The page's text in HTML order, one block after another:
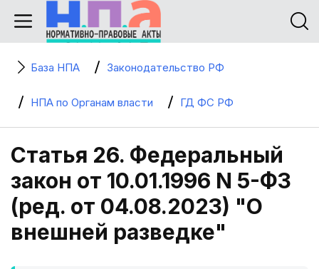
База НПА Законодательство РФ
НПА по Органам власти ГД ФС РФ
Статья 26. Федеральный
закон от 10.01.1996 N 5-ФЗ
(ред. от 04.08.2023) "О
внешней разведке"